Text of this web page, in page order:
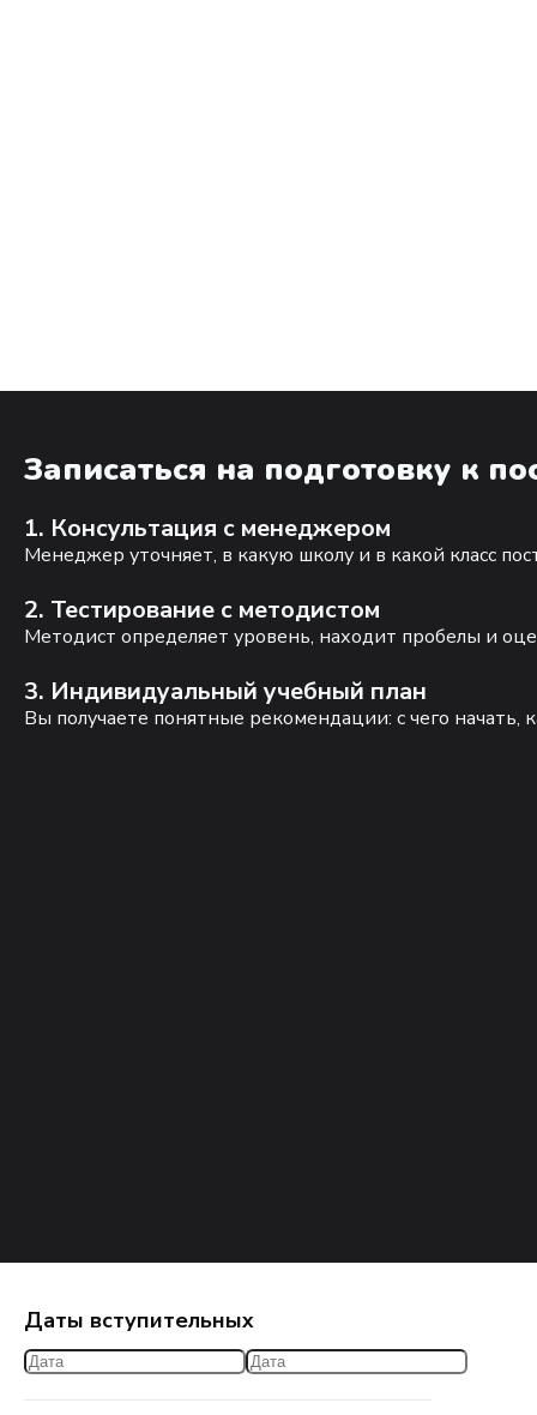
Записаться на подготовку к
1. Консультация с менеджером
Менеджер уточняет, в какую школу и в какой класс
2. Тестирование с методистом
Методист определяет уровень, находит пробелы и
3. Индивидуальный учебный план
Вы получаете понятные рекомендации: с чего начать,
Даты вступительных